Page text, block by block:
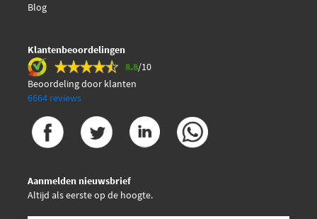
Blog
Klantenbeoordelingen
8.8/10
Beoordeling door klanten
6664 reviews
Aanmelden nieuwsbrief
Altijd als eerste op de hoogte.